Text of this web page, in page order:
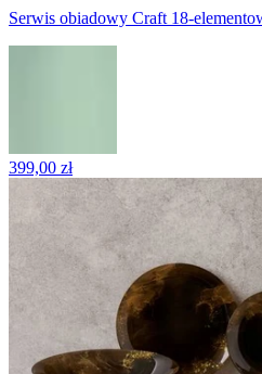
Serwis obiadowy Craft 18-
399,00 zł